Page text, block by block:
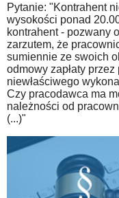
Pytanie: "Kontrahent
wysokości ponad
kontrahent - pozwany
zarzutem, że
sumiennie ze swoich
odmowy zapłaty
niewłaściwego
Czy pracodawca ma
należności od
(...)"